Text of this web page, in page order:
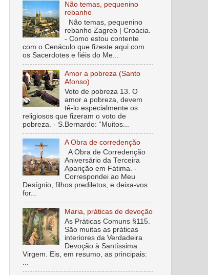
Não temas, pequenino
rebanho
Não temas, pequenino
rebanho Zagreb | Croácia.
- Como estou contente
com o Cenáculo que fizeste aqui com
os Sacerdotes e fiéis do Me...
Amor a pobreza (Santo
Afonso)
Voto de pobreza 13. O
amor a pobreza, devem
tê-lo especialmente os
religiosos que fizeram o voto de
pobreza. - S.Bernardo: “Muitos...
A Obra de corredenção
A Obra de Corredenção
Aniversário da Terceira
Aparição em Fátima. -
Correspondei ao Meu
Desígnio, filhos prediletos, e deixa-vos
for...
Maria, práticas de devoção
As Práticas Comuns §115.
São muitas as práticas
interiores da Verdadeira
Devoção à Santíssima
Virgem. Eis, em resumo, as principais: